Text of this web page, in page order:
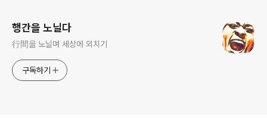
행간을 노닐다
行間을 노닐며 세상에 외치기
구독하기